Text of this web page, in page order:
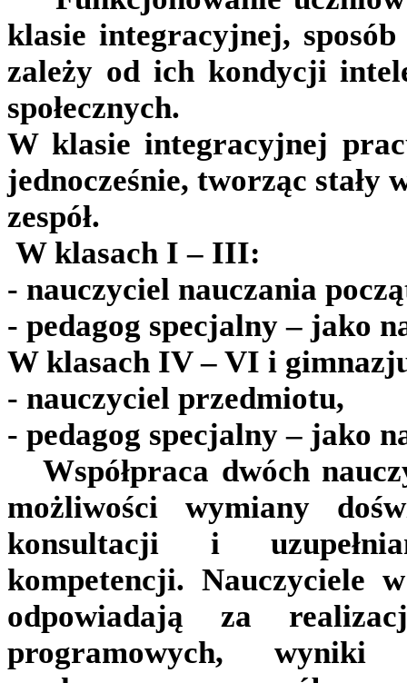
klasie integracyjnej,
zależy od ich kondycji
społecznych.
W klasie integracyjnej
jednocześnie, tworząc stały
zespół.
W klasach I – III:
- nauczyciel nauczania
- pedagog specjalny – jako
W klasach IV – VI i
- nauczyciel przedmiotu,
- pedagog specjalny – jako
Współpraca dwóch
możliwości wymiany
konsultacji i
kompetencji. Nauczyciele
odpowiadają za
programowych, wyniki